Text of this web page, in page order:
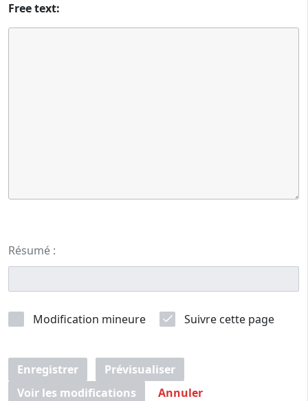
Free text:
Résumé :
Modification mineure Suivre cette page
Enregistrer
Prévisualiser
Voir les modifications
Annuler